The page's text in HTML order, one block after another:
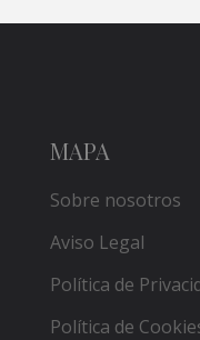
MAPA
Sobre nosotros
Aviso Legal
Política de
Política de